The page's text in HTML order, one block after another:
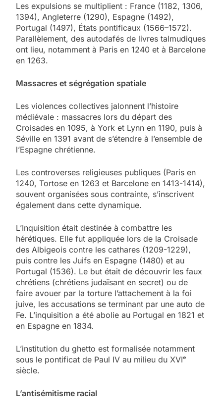
Les expulsions se multiplient : France (1182, 1306,
1394), Angleterre (1290), Espagne (1492),
Portugal (1497), États pontificaux (1566–1572).
Parallèlement, des autodafés de livres talmudiques
ont lieu, notamment à Paris en 1240 et à Barcelone
en 1263.
Massacres et ségrégation spatiale
Les violences collectives jalonnent l’histoire
médiévale : massacres lors du départ des
Croisades en 1095, à York et Lynn en 1190, puis à
Séville en 1391 avant de s’étendre à l’ensemble de
l’Espagne chrétienne.
Les controverses religieuses publiques (Paris en
1240, Tortose en 1263 et Barcelone en 1413-1414),
souvent organisées sous contrainte, s’inscrivent
également dans cette dynamique.
L’Inquisition était destinée à combattre les
hérétiques. Elle fut appliquée lors de la Croisade
des Albigeois contre les cathares (1209-1229),
puis contre les Juifs en Espagne (1480) et au
Portugal (1536). Le but était de découvrir les faux
chrétiens (chrétiens judaïsant en secret) ou de
faire avouer par la torture l’attachement à la foi
juive, les accusations se terminant par une auto de
Fe. L’inquisition a été abolie au Portugal en 1821 et
en Espagne en 1834.
L’institution du ghetto est formalisée notamment
sous le pontificat de Paul IV au milieu du XVIᵉ
siècle.
L’antisémitisme racial